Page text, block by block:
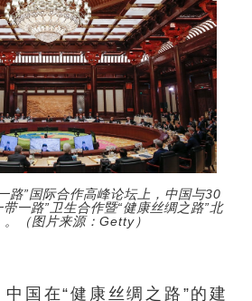
路”国际合作高峰论坛上，中国与30
一路”卫生合作暨“健康丝绸之路”北
。（图片来源：Getty）
在“健康丝绸之路”的建